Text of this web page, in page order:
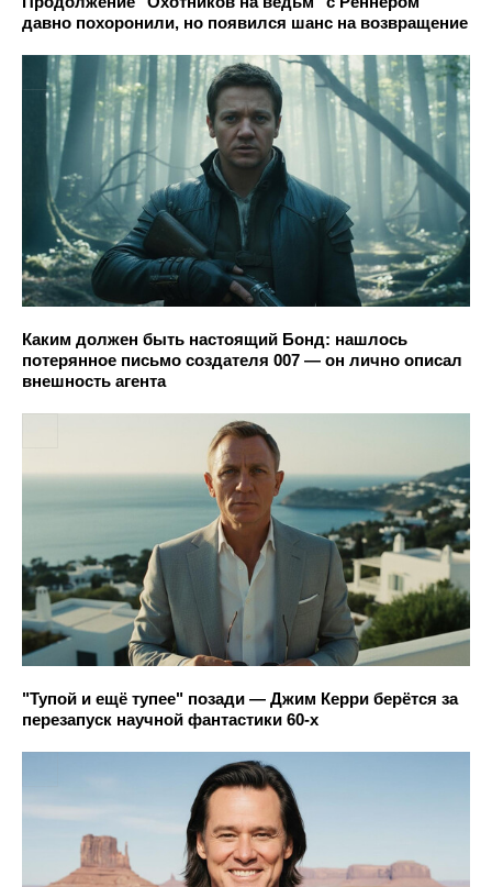
давно похоронили, но появился шанс на возвращение
Каким должен быть настоящий Бонд: нашлось
потерянное письмо создателя 007 — он лично описал
внешность агента
"Тупой и ещё тупее" позади — Джим Керри берётся за
перезапуск научной фантастики 60-х